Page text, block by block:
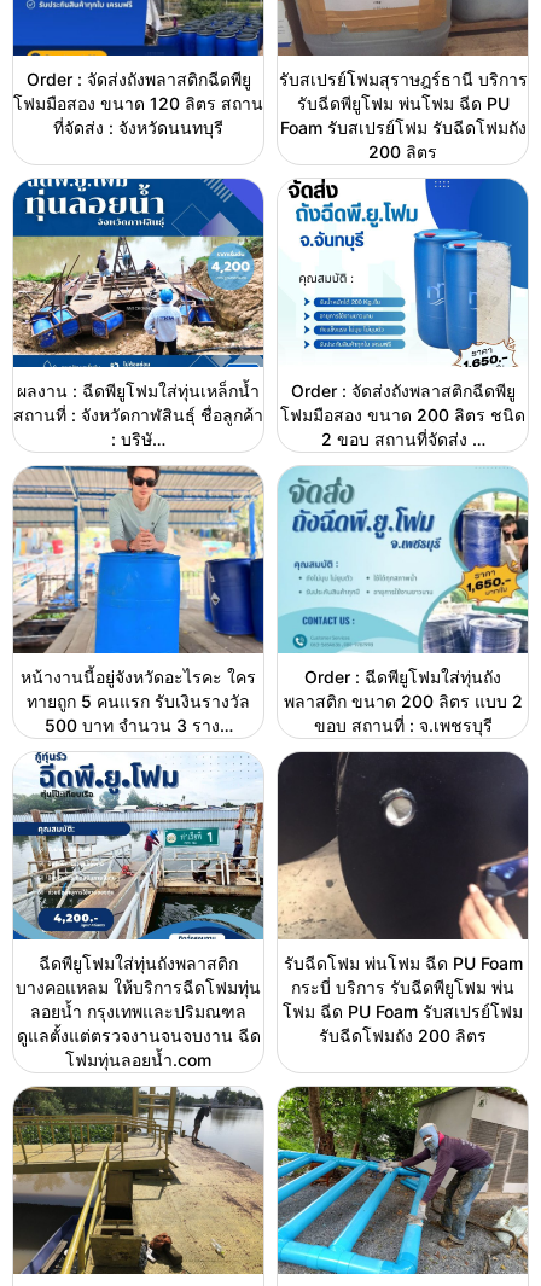
Order : จัดส่งถังพลาสติกฉีดพียู
โฟมมือสอง ขนาด 120 ลิตร สถาน
ที่จัดส่ง : จังหวัดนนทบุรี
รับสเปรย์โฟมสุราษฎร์ธานี บริการ
รับฉีดพียูโฟม พ่นโฟม ฉีด PU
Foam รับสเปรย์โฟม รับฉีดโฟมถัง
200 ลิตร
ผลงาน : ฉีดพียูโฟมใส่ทุ่นเหล็กน้ำ
สถานที่ : จังหวัดกาฬสินธุ์ ชื่อลูกค้า
: บริษั…
Order : จัดส่งถังพลาสติกฉีดพียู
โฟมมือสอง ขนาด 200 ลิตร ชนิด
2 ขอบ สถานที่จัดส่ง …
หน้างานนี้อยู่จังหวัดอะไรคะ ใคร
ทายถูก 5 คนแรก รับเงินรางวัล
500 บาท จำนวน 3 ราง…
Order : ฉีดพียูโฟมใส่ทุ่นถัง
พลาสติก ขนาด 200 ลิตร แบบ 2
ขอบ สถานที่ : จ.เพชรบุรี
ฉีดพียูโฟมใส่ทุ่นถังพลาสติก
บางคอแหลม ให้บริการฉีดโฟมทุ่น
ลอยน้ำ กรุงเทพและปริมณฑล
ดูแลตั้งแต่ตรวจงานจนจบงาน ฉีด
โฟมทุ่นลอยน้ำ.com
รับฉีดโฟม พ่นโฟม ฉีด PU Foam
กระบี่ บริการ รับฉีดพียูโฟม พ่น
โฟม ฉีด PU Foam รับสเปรย์โฟม
รับฉีดโฟมถัง 200 ลิตร